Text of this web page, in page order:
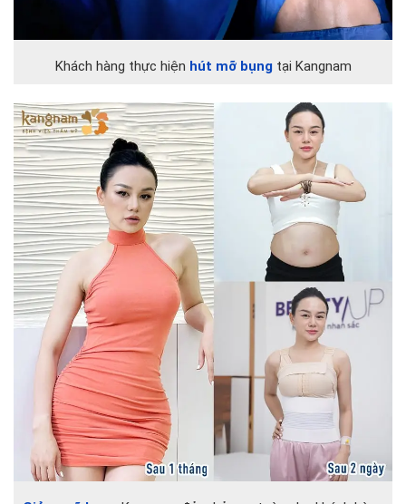
Khách hàng thực hiện hút mỡ bụngtại Kangnam